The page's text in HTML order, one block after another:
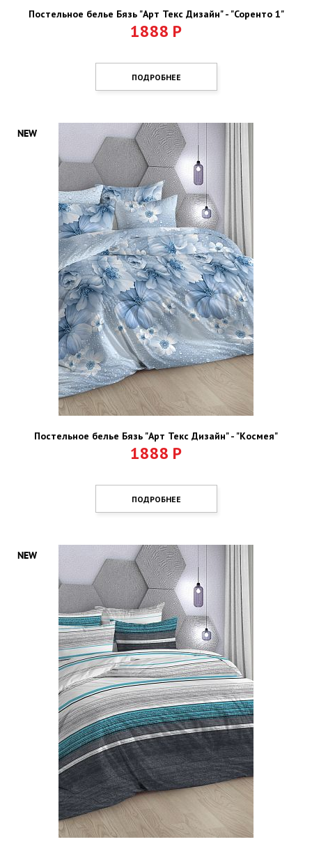
Постельное белье Бязь "Арт Текс Дизайн" - "Соренто 1"
1888 Р
ПОДРОБНЕЕ
Постельное белье Бязь "Арт Текс Дизайн" - "Космея"
1888 Р
ПОДРОБНЕЕ